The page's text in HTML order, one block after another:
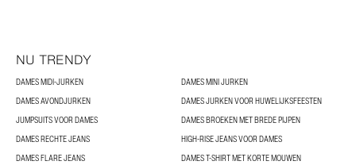
NU TRENDY
DAMES MIDI-JURKEN
DAMES MINI JURKEN
DAMES AVONDJURKEN
DAMES JURKEN VOOR HUWELIJKSFEESTEN
JUMPSUITS VOOR DAMES
DAMES BROEKEN MET BREDE PIJPEN
DAMES RECHTE JEANS
HIGH-RISE JEANS VOOR DAMES
DAMES FLARE JEANS
DAMES T-SHIRT MET KORTE MOUWEN